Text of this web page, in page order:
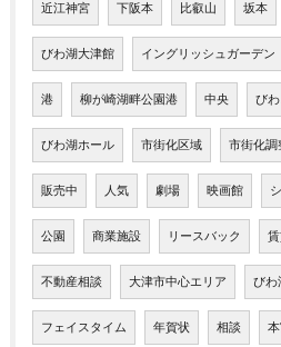
近江神宮 下阪本 比叡山 坂本
びわ湖大津館 イングリッシュガーデン
港 柳が崎湖畔公園港 中央 び
びわ湖ホール 市街化区域 市街化調
販売中 人気 劇場 映画館
公園 商業施設 リースバック
不動産相談 大津市中心エリア びわ
フェイスタイム 年賀状 相談